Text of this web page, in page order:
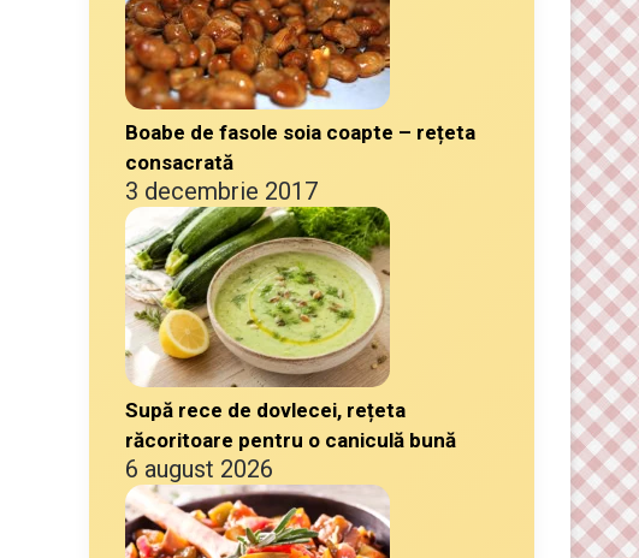
Boabe de fasole soia coapte – rețeta
consacrată
3 decembrie 2017
Supă rece de dovlecei, rețeta
răcoritoare pentru o caniculă bună
6 august 2026